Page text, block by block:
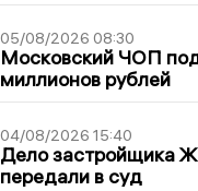
05/08/2026 08:30
Московский ЧОП
миллионов рублей
04/08/2026 15:40
Дело застройщика
передали в суд